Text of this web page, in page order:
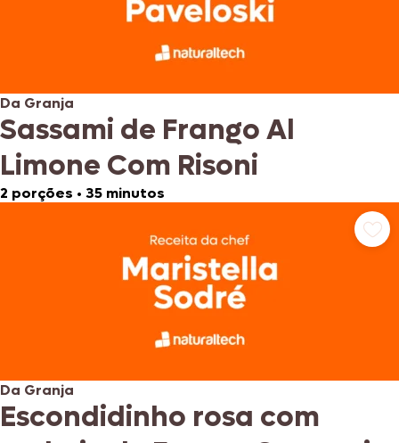
Da Granja
Sassami de Frango Al
Limone Com Risoni
2 porções • 35 minutos
Da Granja
Escondidinho rosa com